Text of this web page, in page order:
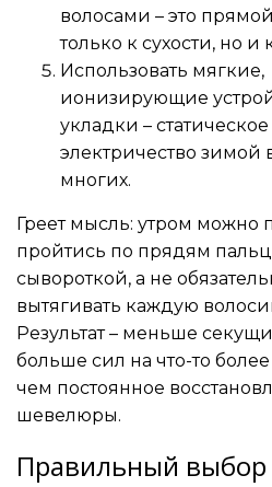
волосами – это
только к сухости, но и
Использовать мягкие,
ионизирующие
укладки – статическое
электричество зимой
многих.
Греет мысль: утром можно
пройтись по прядям
сывороткой, а не
вытягивать каждую
Результат – меньше
больше сил на что-то
чем постоянное
шевелюры.
Правильный выбор